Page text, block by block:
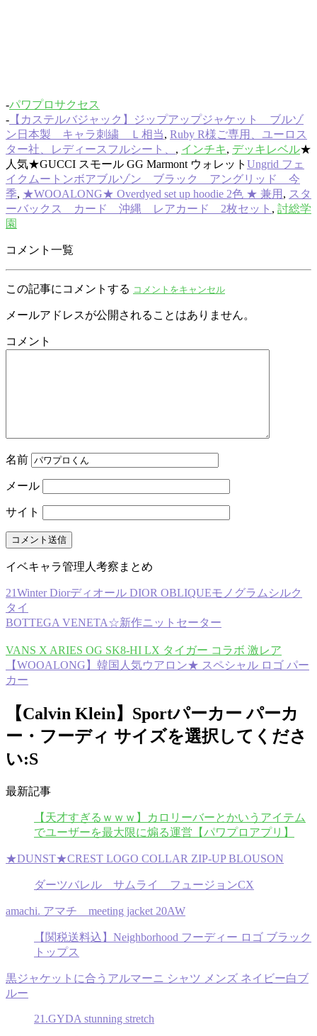
-パワプロサクセス
- 【カステルバジャック】ジップアップジャケット ブルゾ
ン日本製 キャラ刺繍 Ｌ相当, Ruby R様ご専用、ユーロス
ター社、レディースフルシート、 , インチキ, デッキレベル★
人気★GUCCI スモール GG Marmont ウォレット Ungrid フェ
イクムートンボアブルゾン ブラック アングリッド 今
季, ★WOOALONG★ Overdyed set up hoodie 2色 ★ 兼用 , スタ
ーバックス カード 沖縄 レアカード 2枚セット , 討総学
園
コメント一覧
この記事にコメントする コメントをキャンセル
メールアドレスが公開されることはありません。
コメント
名前
メール
サイト
イベキャラ管理人考察まとめ
21Winter Diorディオール DIOR OBLIQUEモノグラムシルク
タイ
BOTTEGA VENETA☆新作ニットセーター
VANS X ARIES OG SK8-HI LX タイガー コラボ 激レア
【WOOALONG】韓国人気ウアロン★ スペシャル ロゴ パー
カー
【Calvin Klein】Sportパーカー パーカ
ー・フーディ サイズを選択してくださ
い:S
最新記事
【天才すぎるｗｗｗ】カロリーバーとかいうアイテム
でユーザーを最大限に煽る運営【パワプロアプリ】
★DUNST★CREST LOGO COLLAR ZIP-UP BLOUSON
ダーツバレル サムライ フュージョンCX
amachi. アマチ meeting jacket 20AW
【関税送料込】Neighborhood フーディー ロゴ ブラック
トップス
黒ジャケットに合うアルマーニ シャツ メンズ ネイビー白ブ
ルー
21.GYDA stunning stretch